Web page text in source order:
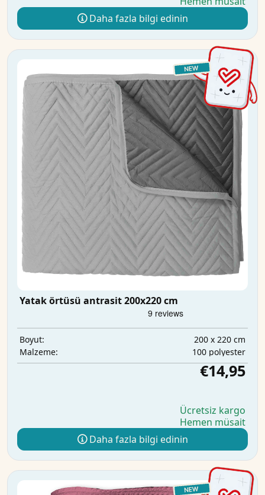
Daha fazla bilgi edinin
Yatak örtüsü antrasit 200x220 cm
Boyut:
200 x 220 cm
Malzeme:
100 polyester
€14,95
Ücretsiz kargo
Hemen müsait
Daha fazla bilgi edinin